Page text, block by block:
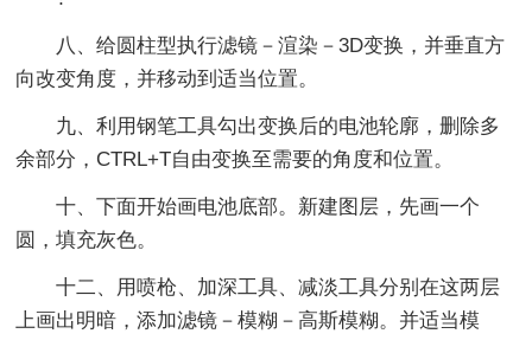
八、给圆柱型执行滤镜－渲染－3D变换，并垂直方
向改变角度，并移动到适当位置。
九、利用钢笔工具勾出变换后的电池轮廓，删除多
余部分，CTRL+T自由变换至需要的角度和位置。
十、下面开始画电池底部。新建图层，先画一个
圆，填充灰色。
十二、用喷枪、加深工具、减淡工具分别在这两层
上画出明暗，添加滤镜－模糊－高斯模糊。并适当模